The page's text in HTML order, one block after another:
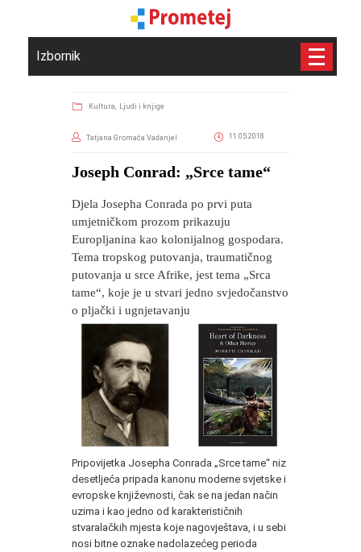
Izbornik
Kultura, Ljudi i knjige
Tatjana Gromača Vadanjel 11.05.2018
Joseph Conrad: „Srce tame“
Djela Josepha Conrada po prvi puta
umjetničkom prozom prikazuju
Europljanina kao kolonijalnog gospodara.
Tema tropskog putovanja, traumatičnog
putovanja u srce Afrike, jest tema „Srca
tame“, koje je u stvari jedno svjedočanstvo
o pljački i ugnjetavanju
Pripovijetka Josepha Conrada „Srce tame“ niz
desetljeća pripada kanonu moderne svjetske i
evropske književnosti, čak se na jedan način
uzima i kao jedno od karakterističnih
stvaralačkih mjesta koje nagovještava, i u sebi
nosi bitne oznake nadolazećeg perioda